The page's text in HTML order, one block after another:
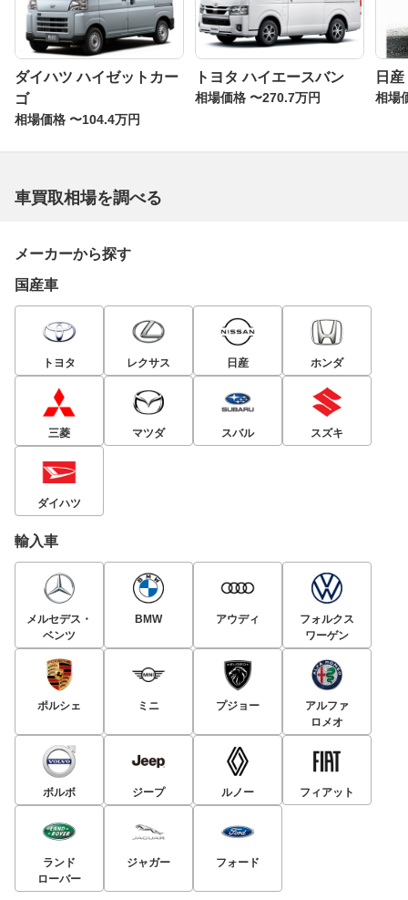
ダイハツ ハイゼットカー
ゴ
相場価格 〜104.4万円
トヨタ ハイエースバン
相場価格 〜270.7万円
日
相場
車買取相場を調べる
メーカーから探す
国産車
トヨタ レクサス 日産 ホンダ
三菱 マツダ スバル スズキ
ダイハツ
輸入車
メルセデス・
ベンツ
BMW アウディ
フォルクス
ワーゲン
ポルシェ ミニ プジョー
アルファ
ロメオ
ボルボ ジープ ルノー フィアット
ランド
ローバー
ジャガー フォード